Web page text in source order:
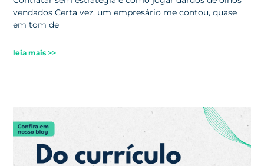
vendados Certa vez, um empresário me contou, quase
em tom de
leia mais >>